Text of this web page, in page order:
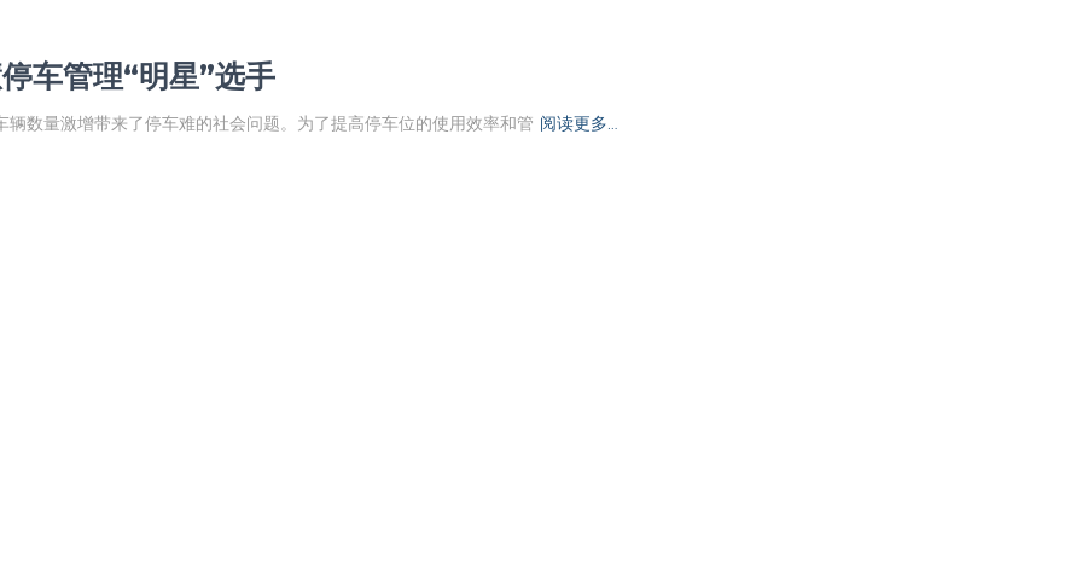
车管理“明星”选手
数量激增带来了停车难的社会问题。为了提高停车位的使用效率和管 阅读更多…